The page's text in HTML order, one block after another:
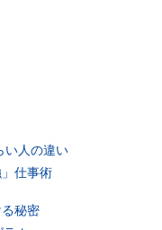
人の違い
仕事術
秘密